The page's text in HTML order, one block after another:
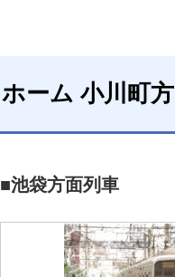
ホーム 小川町方
■池袋方面列車